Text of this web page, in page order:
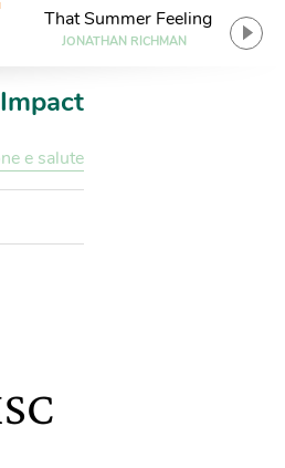
That Summer Feeling
JONATHAN RICHMAN
Impact
e salute